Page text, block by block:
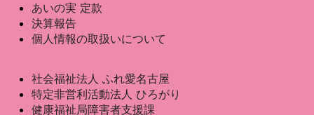
あいの実 定款
決算報告
個人情報の取扱いについて
社会福祉法人 ふれ愛名古屋
特定非営利活動法人 ひろがり
健康福祉局障害者支援課